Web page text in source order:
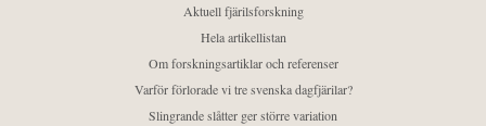
Aktuell fjärilsforskning
Hela artikellistan
Om forskningsartiklar och referenser
Varför förlorade vi tre svenska dagfjärilar?
Slingrande slåtter ger större variation